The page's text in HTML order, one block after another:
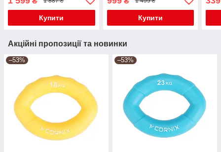
0086
Купити
0087
Купити
Акційні пропозиції та новинки
–53% –53%